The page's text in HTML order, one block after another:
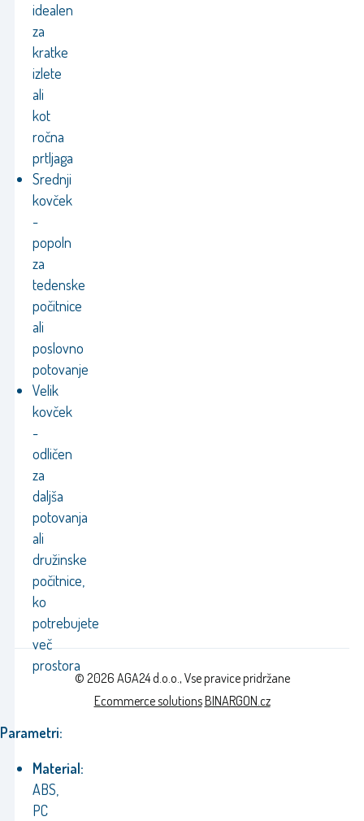
idealen
za
kratke
izlete
ali
kot
ročna
prtljaga
Srednji
kovček
-
popoln
za
tedenske
počitnice
ali
poslovno
potovanje
Velik
kovček
-
odličen
za
daljša
potovanja
ali
družinske
počitnice,
ko
potrebujete
več
prostora
Parametri:
Material:
ABS,
PC
© 2026 AGA24 d.o.o., Vse pravice pridržane
Ecommerce solutionsBINARGON.cz